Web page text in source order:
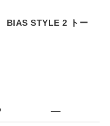
BIAS STYLE 2 トー
—